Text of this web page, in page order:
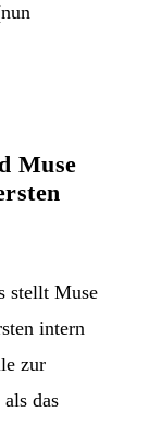
Muse
stellt Muse
intern
zur
das